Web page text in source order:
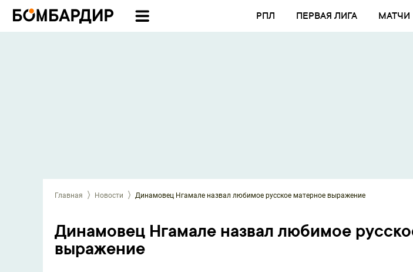
РПЛ ПЕРВАЯ ЛИГА МАТЧИ
Главная Новости Динамовец Нгамале назвал любимое русское матерное выражение
Динамовец Нгамале назвал любимое
выражение